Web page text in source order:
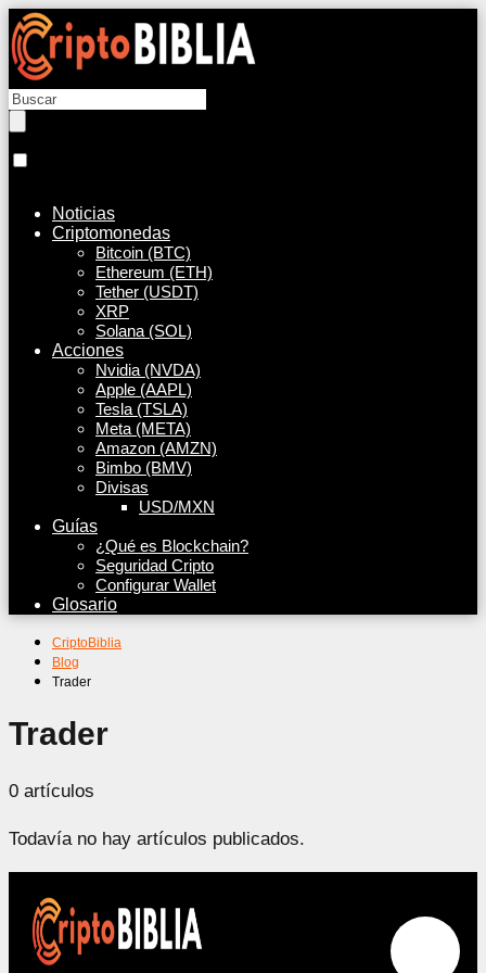
Noticias
Criptomonedas
Bitcoin (BTC)
Ethereum (ETH)
Tether (USDT)
XRP
Solana (SOL)
Acciones
Nvidia (NVDA)
Apple (AAPL)
Tesla (TSLA)
Meta (META)
Amazon (AMZN)
Bimbo (BMV)
Divisas
USD/MXN
Guías
¿Qué es Blockchain?
Seguridad Cripto
Configurar Wallet
Glosario
CriptoBiblia
Blog
Trader
Trader
0 artículos
Todavía no hay artículos publicados.